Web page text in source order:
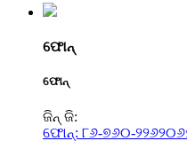
ଫୋନ୍
ଫୋନ୍
ଜିନ୍ ଜି:
ଫୋନ୍: ୮୬-୭୬୦-